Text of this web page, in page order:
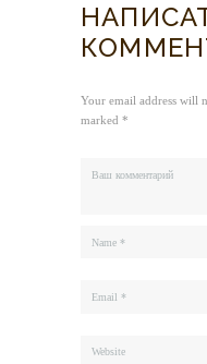
Your email address will
marked *